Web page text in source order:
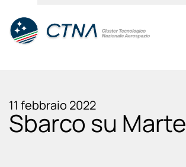
11 febbraio 2022
Sbarco su Marte